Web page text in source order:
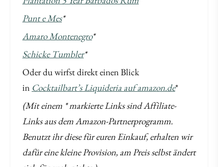
Punt e Mes*
Amaro Montenegro*
Schicke Tumbler*
Oder du wirfst direkt einen Blick
in Cocktailbart’s Liquideria auf amazon.de*
(Mit einem * markierte Links sind Affiliate-
Links aus dem Amazon-Partnerprogramm.
Benutzt ihr diese für euren Einkauf, erhalten wir
dafür eine kleine Provision, am Preis selbst ändert